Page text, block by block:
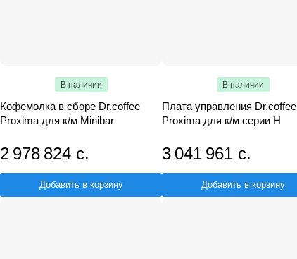
В наличии
Кофемолка в сборе Dr.coffee
Proxima для к/м Minibar
2 978 824 с.
Добавить в корзину
В наличии
Плата управления Dr.coffee
Proxima для к/м серии H
3 041 961 с.
Добавить в корзину